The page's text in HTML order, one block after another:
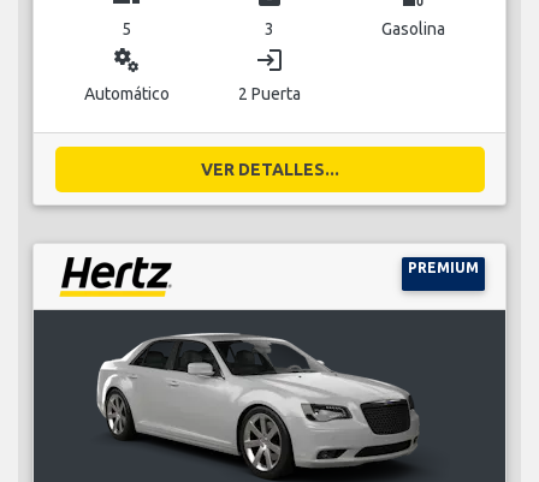
5 3 Gasolina
miscellaneous_services
Automático
login
2 Puerta
VER DETALLES...
PREMIUM